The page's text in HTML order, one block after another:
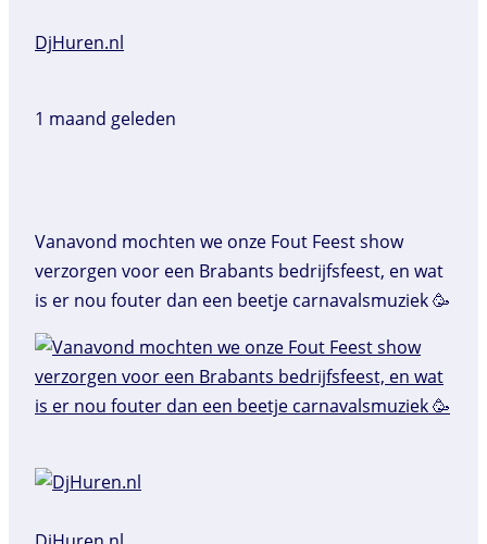
DjHuren.nl️
1 maand geleden
Vanavond mochten we onze Fout Feest show
verzorgen voor een Brabants bedrijfsfeest, en wat
is er nou fouter dan een beetje carnavalsmuziek 🥳